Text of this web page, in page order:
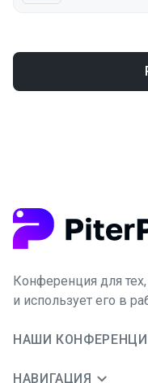
Конференция для
и использует его в
НАШИ
НАВИГАЦИЯ